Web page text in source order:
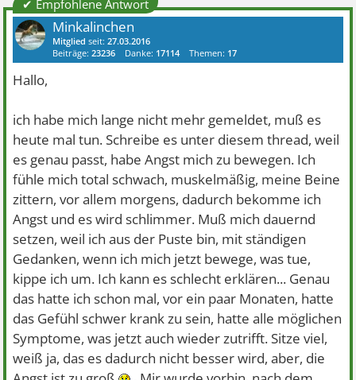
✔ Empfohlene Antwort
Minkalinchen
Mitglied seit:27.03.2016
Beiträge:23236 Danke: 17114 Themen: 17
Hallo,
ich habe mich lange nicht mehr gemeldet, muß es
heute mal tun. Schreibe es unter diesem thread, weil
es genau passt, habe Angst mich zu bewegen. Ich
fühle mich total schwach, muskelmäßig, meine Beine
zittern, vor allem morgens, dadurch bekomme ich
Angst und es wird schlimmer. Muß mich dauernd
setzen, weil ich aus der Puste bin, mit ständigen
Gedanken, wenn ich mich jetzt bewege, was tue,
kippe ich um. Ich kann es schlecht erklären... Genau
das hatte ich schon mal, vor ein paar Monaten, hatte
das Gefühl schwer krank zu sein, hatte alle möglichen
Symptome, was jetzt auch wieder zutrifft. Sitze viel,
weiß ja, das es dadurch nicht besser wird, aber, die